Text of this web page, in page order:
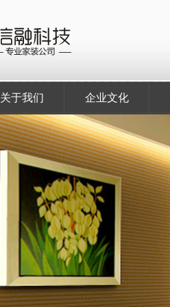
关于我们 企业文化